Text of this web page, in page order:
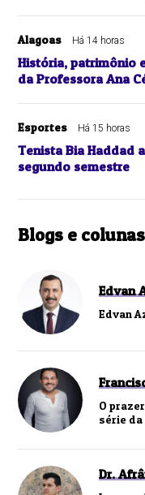
Alagoas Há 14 horas
História, patrimônio
da Professora Ana
Esportes Há 15 horas
Tenista Bia Haddad
segundo semestre
Blogs e colunas
Edvan
Edvan
O
série da
Dr.